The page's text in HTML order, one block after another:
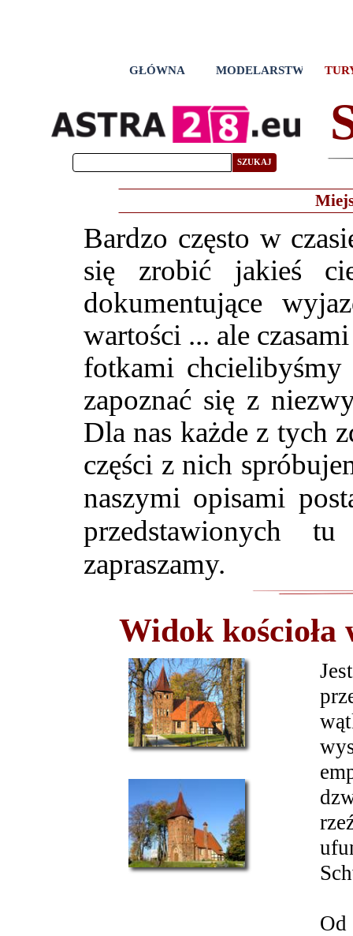
SZUKAJ
GŁÓWNA MODELARSTWO
Bardzo często w
się zrobić jakieś
dokumentujące
wartości ... ale
fotkami
zapoznać się z
Dla nas każde z tych
części z nich
naszymi opisami
przedstawionych
zapraszamy.
Widok